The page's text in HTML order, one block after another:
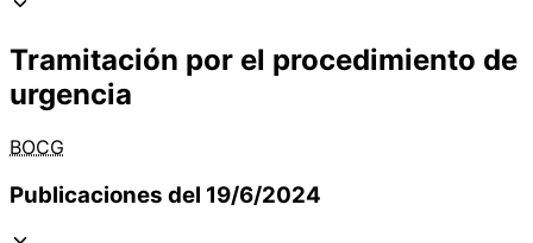
Tramitación por el procedimiento de
urgencia
BOCG
Publicaciones del 19/6/2024